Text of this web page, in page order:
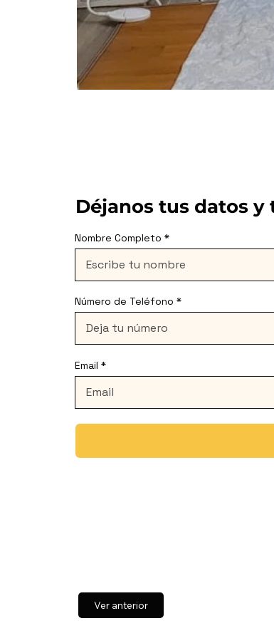
Ver anterior
Déjanos tus datos
Nombre Completo
Número de Teléfono
Email